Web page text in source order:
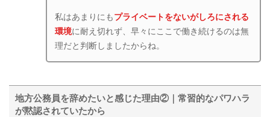
私はあまりにも プライベートをないがしろにされる
環境に耐え切れず、早々にここで働き続けるのは無
理だと判断しましたからね。
地方公務員を辞めたいと感じた理由②｜常習的なパワハラ
が黙認されていたから